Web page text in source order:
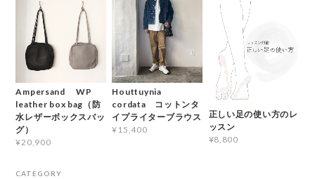
Ampersand WP
leather box bag（防
水レザーボックスバッ
グ）
¥20,900
Houttuynia
cordata コットンタ
イプライターブラウス
¥15,400
正しい足の使い方のレ
ッスン
¥8,800
CATEGORY